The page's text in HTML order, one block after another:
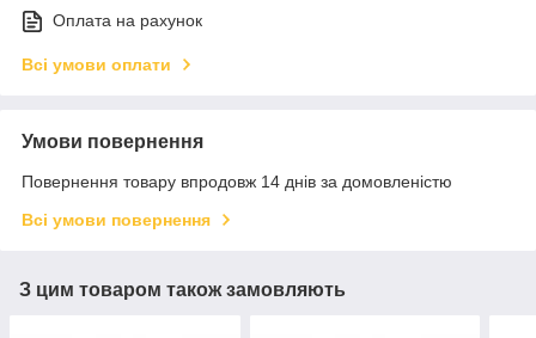
Оплата на рахунок
Всі умови оплати
Умови повернення
Повернення товару впродовж 14 днів за домовленістю
Всі умови повернення
З цим товаром також замовляють